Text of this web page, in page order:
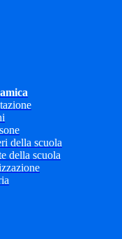
della scuola
della scuola